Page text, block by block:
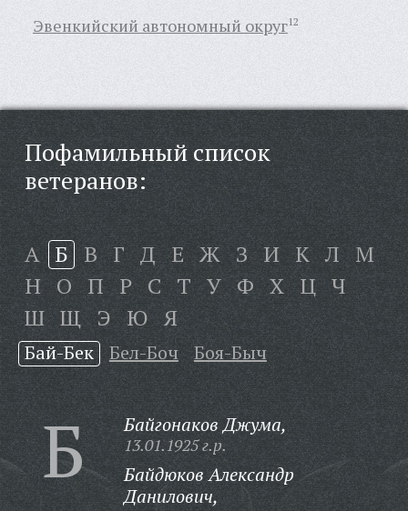
Эвенкийский автономный округ12
Пофамильный список
ветеранов:
А Б В Г Д Е Ж З И К Л М
Н О П Р С Т У Ф Х Ц Ч
Ш Щ Э Ю Я
Бай-Бек Бел-Боч Боя-Быч
Б Байгонаков Джума,
13.01.1925 г.р.
Байдюков Александр
Данилович,